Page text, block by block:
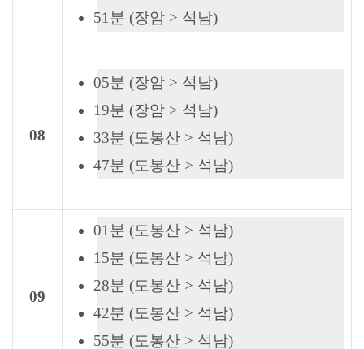
51분 (장암 > 석남)
08
05분 (장암 > 석남)
19분 (장암 > 석남)
33분 (도봉산 > 석남)
47분 (도봉산 > 석남)
09
01분 (도봉산 > 석남)
15분 (도봉산 > 석남)
28분 (도봉산 > 석남)
42분 (도봉산 > 석남)
55분 (도봉산 > 석남)